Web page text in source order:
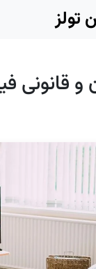
تولز
و قانونی